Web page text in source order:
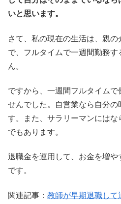
いと思います。
さて、私の現在の生活は、親
で、フルタイムで一週間勤務
ん。
ですから、一週間フルタイムで
せんでした。自営業なら自分の
す。また、サラリーマンには
でもあります。
退職金を運用して、お金を増
です。
関連記事： 教師が早期退職して